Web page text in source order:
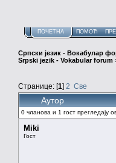
ПОЧЕТНА ПОМОЋ
Српски језик - Вокабулар
Srpski jezik - Vokabular forum
Странице: [1] 2 Све
Аутор
0 чланова и 1 гост прегледају
Miki
Гост